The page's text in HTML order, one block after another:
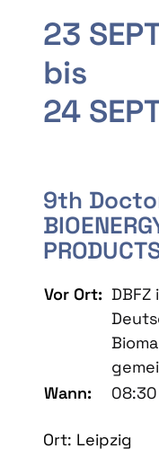
23
bis
24
9th
Vor Ort: DBFZ
Wann:
Ort: Leipzig